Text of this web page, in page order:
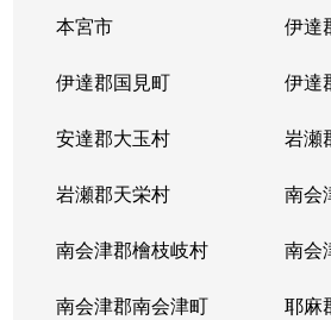
本宮市 伊達
伊達郡国見町 伊達
安達郡大玉村 岩瀬
岩瀬郡天栄村 南会
南会津郡檜枝岐村 南会
南会津郡南会津町 耶麻